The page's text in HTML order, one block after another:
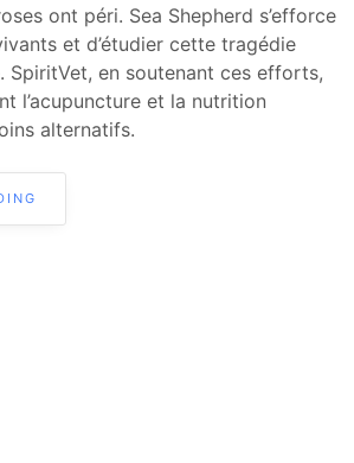
ont péri. Sea Shepherd s’efforce
et d’étudier cette tragédie
SpiritVet, en soutenant ces efforts,
l’acupuncture et la nutrition
alternatifs.